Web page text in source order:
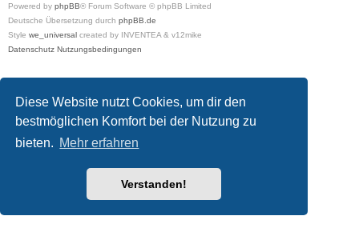
Diese Website nutzt Cookies, um dir den
bestmöglichen Komfort bei der Nutzung zu
bieten. Mehr erfahren
Verstanden!
Powered by phpBB® Forum Software © phpBB Limited
Deutsche Übersetzung durch phpBB.de
Style we_universal created by INVENTEA & v12mike
Datenschutz Nutzungsbedingungen